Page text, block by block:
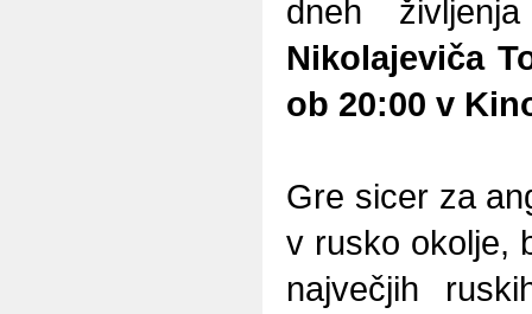
dneh
Nikolajeviča
ob 20:00 v
Gre sicer za
v rusko okolje,
največjih